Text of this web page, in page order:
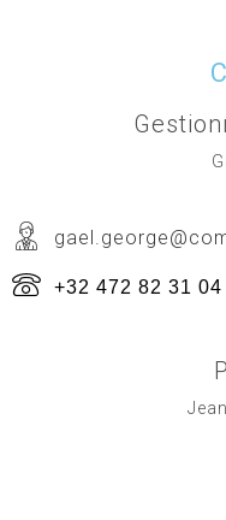
+32 472 82 31 04